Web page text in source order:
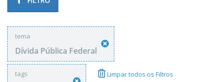
tema
Dívida Pública Federal
tags Limpar todos os Filtros